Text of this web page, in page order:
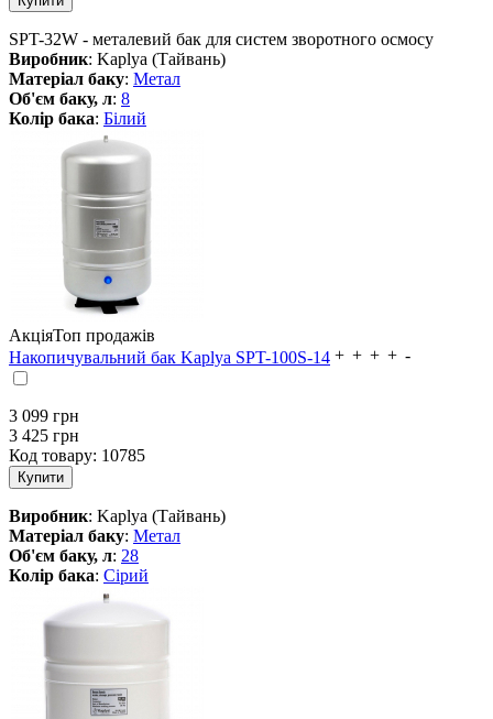
SPT-32W - металевий бак для систем зворотного осмосу
Виробник: Kaplya (Тайвань)
Матеріал баку: Метал
Об'єм баку, л: 8
Колір бака: Білий
АкціяТоп продажів
Накопичувальний бак Kaplya SPT-100S-14
3 099 грн
3 425 грн
Код товару: 10785
Виробник: Kaplya (Тайвань)
Матеріал баку: Метал
Об'єм баку, л: 28
Колір бака: Сірий